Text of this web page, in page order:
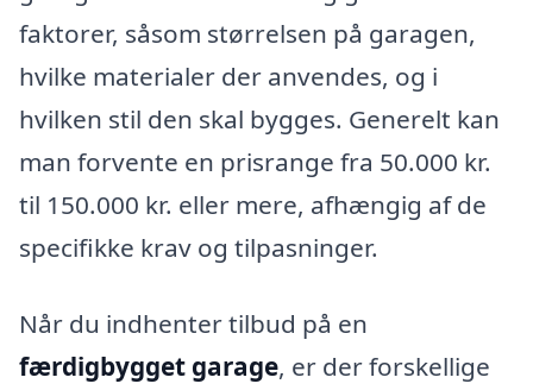
faktorer, såsom størrelsen på garagen,
hvilke materialer der anvendes, og i
hvilken stil den skal bygges. Generelt kan
man forvente en prisrange fra 50.000 kr.
til 150.000 kr. eller mere, afhængig af de
specifikke krav og tilpasninger.
Når du indhenter tilbud på en
færdigbygget garage, er der forskellige